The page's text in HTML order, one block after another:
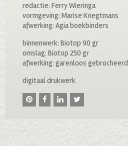
redactie: Ferry Wieringa
vormgeving: Marise Knegtmans
afwerking: Agia boekbinders
binnenwerk: Biotop 90 gr
omslag: Biotop 250 gr
afwerking: garenloos gebrocheerd
digitaal drukwerk